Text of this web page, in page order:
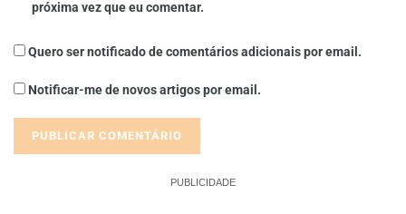
próxima vez que eu comentar.
Quero ser notificado de comentários adicionais por email.
Notificar-me de novos artigos por email.
PUBLICIDADE